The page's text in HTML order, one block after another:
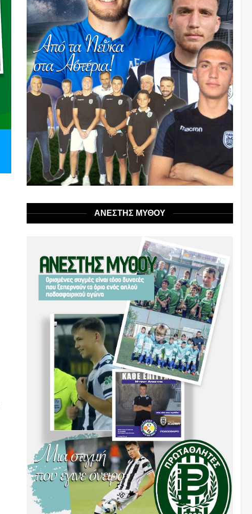
ΑΝΕΣΤΗΣ ΜΥΘΟΥ